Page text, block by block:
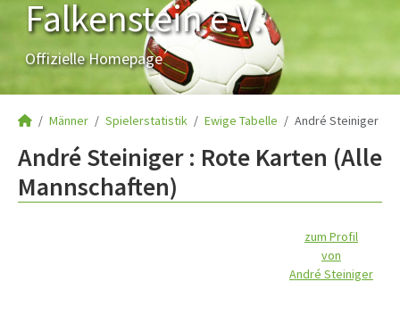
Falkenstein e.V.
Offizielle Homepage
Männer Spielerstatistik Ewige Tabelle André Steiniger
André Steiniger : Rote Karten (Alle
Mannschaften)
zum Profil
von
André Steiniger